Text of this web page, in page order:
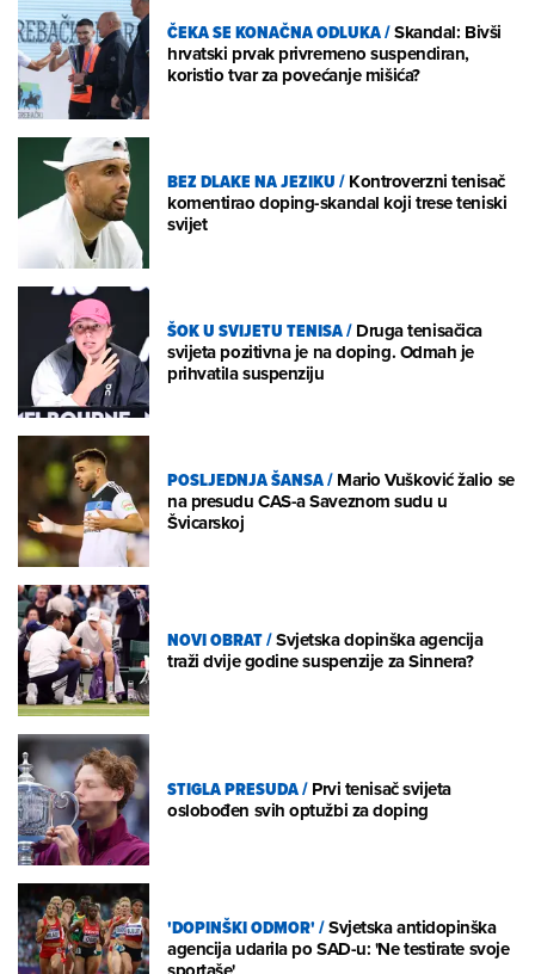
ČEKA SE KONAČNA ODLUKA/Skandal: Bivši
hrvatski prvak privremeno suspendiran,
koristio tvar za povećanje mišića?
BEZ DLAKE NA JEZIKU/Kontroverzni tenisač
komentirao doping-skandal koji trese teniski
svijet
ŠOK U SVIJETU TENISA/Druga tenisačica
svijeta pozitivna je na doping. Odmah je
prihvatila suspenziju
POSLJEDNJA ŠANSA/Mario Vušković žalio se
na presudu CAS-a Saveznom sudu u
Švicarskoj
NOVI OBRAT/Svjetska dopinška agencija
traži dvije godine suspenzije za Sinnera?
STIGLA PRESUDA/Prvi tenisač svijeta
oslobođen svih optužbi za doping
'DOPINŠKI ODMOR'/Svjetska antidopinška
agencija udarila po SAD-u: 'Ne testirate svoje